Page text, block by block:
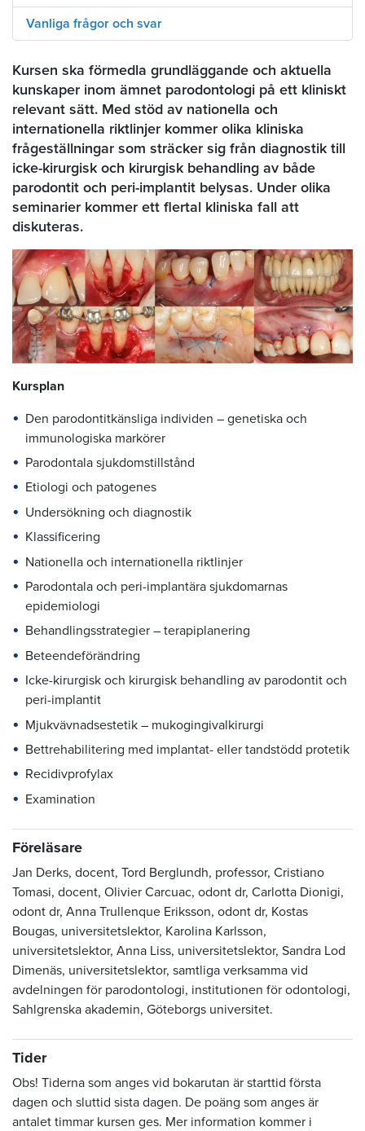
Vanliga frågor och svar
Kursen ska förmedla grundläggande och aktuella
kunskaper inom ämnet parodontologi på ett kliniskt
relevant sätt. Med stöd av nationella och
internationella riktlinjer kommer olika kliniska
frågeställningar som sträcker sig från diagnostik till
icke-kirurgisk och kirurgisk behandling av både
parodontit och peri-implantit belysas. Under olika
seminarier kommer ett flertal kliniska fall att
diskuteras.
Kursplan
Den parodontitkänsliga individen – genetiska och
immunologiska markörer
Parodontala sjukdomstillstånd
Etiologi och patogenes
Undersökning och diagnostik
Klassificering
Nationella och internationella riktlinjer
Parodontala och peri-implantära sjukdomarnas
epidemiologi
Behandlingsstrategier – terapiplanering
Beteendeförändring
Icke-kirurgisk och kirurgisk behandling av parodontit och
peri-implantit
Mjukvävnadsestetik – mukogingivalkirurgi
Bettrehabilitering med implantat- eller tandstödd protetik
Recidivprofylax
Examination
Föreläsare
Jan Derks, docent, Tord Berglundh, professor, Cristiano
Tomasi, docent, Olivier Carcuac, odont dr, Carlotta Dionigi,
odont dr, Anna Trullenque Eriksson, odont dr, Kostas
Bougas, universitetslektor, Karolina Karlsson,
universitetslektor, Anna Liss, universitetslektor, Sandra Lod
Dimenäs, universitetslektor, samtliga verksamma vid
avdelningen för parodontologi, institutionen för odontologi,
Sahlgrenska akademin, Göteborgs universitet.
Tider
Obs! Tiderna som anges vid bokarutan är starttid första
dagen och sluttid sista dagen. De poäng som anges är
antalet timmar kursen ges. Mer information kommer i